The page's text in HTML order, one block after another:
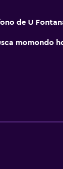
de U
momondo